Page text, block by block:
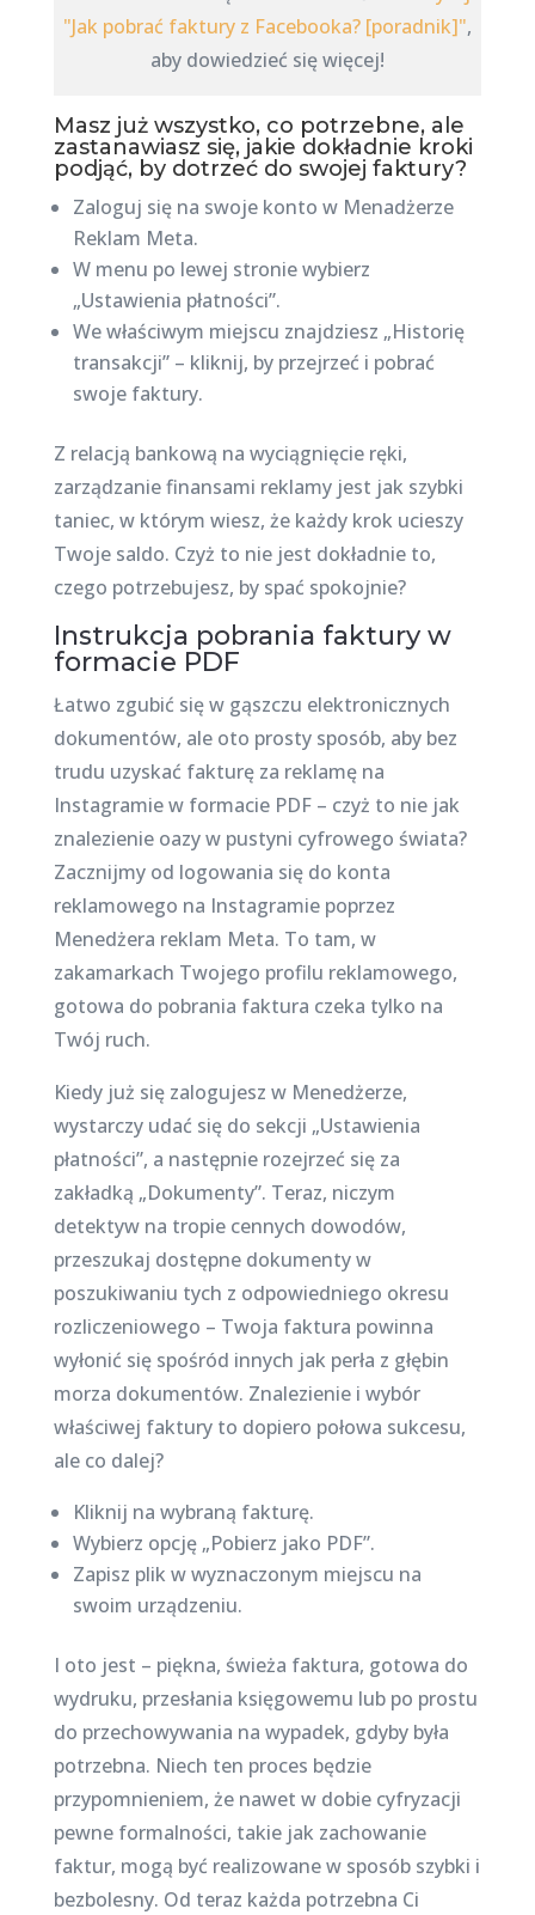
"Jak pobrać faktury z Facebooka? [poradnik]",
aby dowiedzieć się więcej!
Masz już wszystko, co potrzebne, ale
zastanawiasz się, jakie dokładnie kroki
podjąć, by dotrzeć do swojej faktury?
Zaloguj się na swoje konto w Menadżerze
Reklam Meta.
W menu po lewej stronie wybierz
„Ustawienia płatności”.
We właściwym miejscu znajdziesz „Historię
transakcji” – kliknij, by przejrzeć i pobrać
swoje faktury.
Z relacją bankową na wyciągnięcie ręki,
zarządzanie finansami reklamy jest jak szybki
taniec, w którym wiesz, że każdy krok ucieszy
Twoje saldo. Czyż to nie jest dokładnie to,
czego potrzebujesz, by spać spokojnie?
Instrukcja pobrania faktury w
formacie PDF
Łatwo zgubić się w gąszczu elektronicznych
dokumentów, ale oto prosty sposób, aby bez
trudu uzyskać fakturę za reklamę na
Instagramie w formacie PDF – czyż to nie jak
znalezienie oazy w pustyni cyfrowego świata?
Zacznijmy od logowania się do konta
reklamowego na Instagramie poprzez
Menedżera reklam Meta. To tam, w
zakamarkach Twojego profilu reklamowego,
gotowa do pobrania faktura czeka tylko na
Twój ruch.
Kiedy już się zalogujesz w Menedżerze,
wystarczy udać się do sekcji „Ustawienia
płatności”, a następnie rozejrzeć się za
zakładką „Dokumenty”. Teraz, niczym
detektyw na tropie cennych dowodów,
przeszukaj dostępne dokumenty w
poszukiwaniu tych z odpowiedniego okresu
rozliczeniowego – Twoja faktura powinna
wyłonić się spośród innych jak perła z głębin
morza dokumentów. Znalezienie i wybór
właściwej faktury to dopiero połowa sukcesu,
ale co dalej?
Kliknij na wybraną fakturę.
Wybierz opcję „Pobierz jako PDF”.
Zapisz plik w wyznaczonym miejscu na
swoim urządzeniu.
I oto jest – piękna, świeża faktura, gotowa do
wydruku, przesłania księgowemu lub po prostu
do przechowywania na wypadek, gdyby była
potrzebna. Niech ten proces będzie
przypomnieniem, że nawet w dobie cyfryzacji
pewne formalności, takie jak zachowanie
faktur, mogą być realizowane w sposób szybki i
bezbolesny. Od teraz każda potrzebna Ci